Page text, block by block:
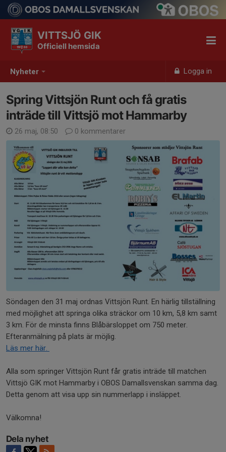
Nyheter Logga in
VITTSJÖ GIK
Officiell hemsida
Spring Vittsjön Runt och få gratis
inträde till Vittsjö mot Hammarby
26 maj, 08:50 0 kommentarer
Söndagen den 31 maj ordnas Vittsjön Runt. En härlig tillställning
med möjlighet att springa olika sträckor om 10 km, 5,8 km samt
3 km. För de minsta finns Blåbärsloppet om 750 meter.
Efteranmälning på plats är möjlig.
Läs mer här.
Alla som springer Vittsjön Runt får gratis inträde till matchen
Vittsjö GIK mot Hammarby i OBOS Damallsvenskan samma dag.
Detta genom att visa upp sin nummerlapp i insläppet.
Välkomna!
Dela nyhet